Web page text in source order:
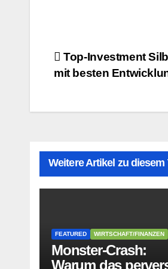
Top-Investment
mit besten
Weitere Artikel zu diesem
FEATURED WIRTSCHAFT/FINANZEN
Monster-Crash:
Warum das